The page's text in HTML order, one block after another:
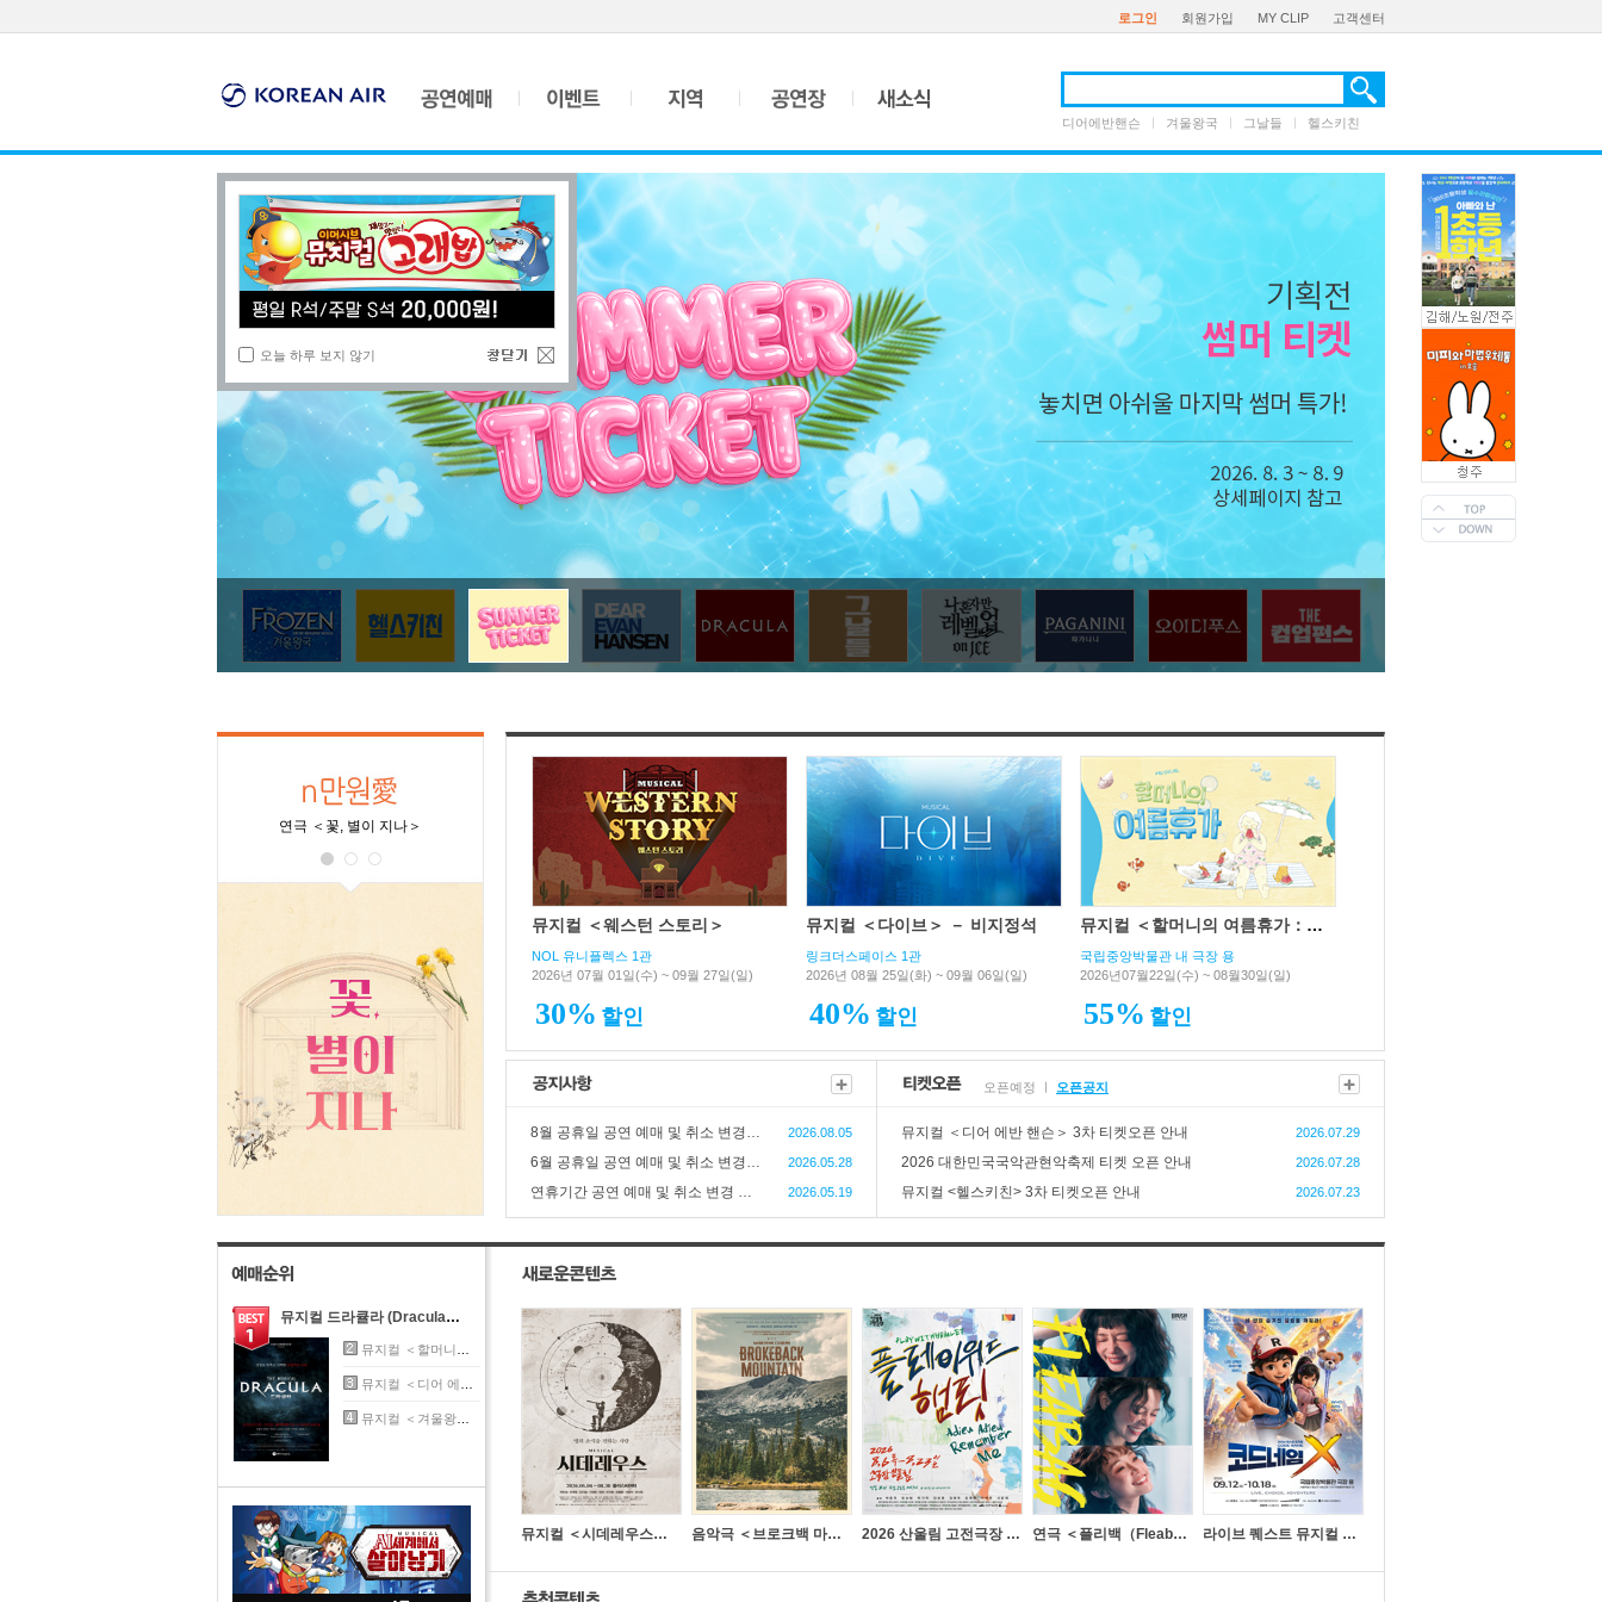
로그인 회원가입 MY CLIP 고객센터
디어에반핸슨 겨울왕국 그날들 헬스키친
연극 ＜꽃, 별이 지나＞
뮤지컬 ＜웨스턴 스토리＞
NOL 유니플렉스 1관
2026년 07월 01일(수) ~ 09월 27일(일)
30% 할인
뮤지컬 ＜다이브＞ － 비지정석
링크더스페이스 1관
2026년 08월 25일(화) ~ 09월 06일(일)
40% 할인
뮤지컬 ＜할머니의 여름휴가：씨씨상점＞
국립중앙박물관 내 극장 용
2026년07월22일(수) ~ 08월30일(일)
55% 할인
8월 공휴일 공연 예매 및 취소 변경 안내 공지 2026.08.05
6월 공휴일 공연 예매 및 취소 변경 안내 공지 2026.05.28
연휴기간 공연 예매 및 취소 변경 안내 공지 2026.05.19
오픈예정 ㅣ 오픈공지
뮤지컬 ＜디어 에반 핸슨＞ 3차 티켓오픈 안내 2026.07.29
2026 대한민국국악관현악축제 티켓 오픈 안내 2026.07.28
뮤지컬 <헬스키친> 3차 티켓오픈 안내 2026.07.23
뮤지컬 드라큘라 (Dracula：The Musical)
뮤지컬 ＜시데레우스＞ 특별할인 음악극 ＜브로크백 마운틴＞ － 비지정석 2026 산울림 고전극장 ＜플레이위드 햄릿＞ 연극 ＜플리백（Fleabag）＞ 한국 초연 라이브 퀘스트 뮤지컬 ＜코드네임X＞
오늘 하루 보지 않기